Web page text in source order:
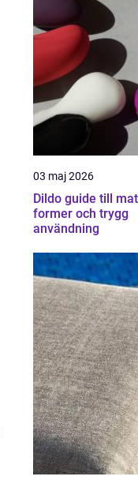
03 maj 2026
Dildo guide till material,
former och trygg
användning